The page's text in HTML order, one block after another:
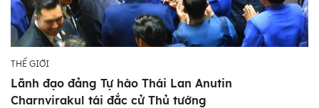
THẾ GIỚI
Lãnh đạo đảng Tự hào Thái Lan Anutin
Charnvirakul tái đắc cử Thủ tướng